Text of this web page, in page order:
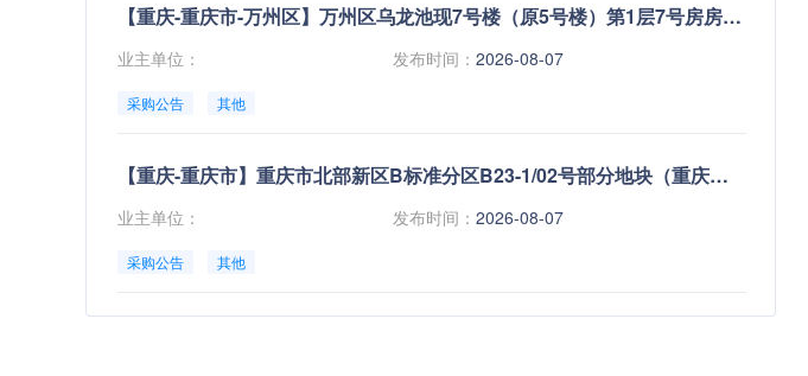
东北地区
黑龙江
华中地区
【重庆-重庆市-万州区】万州区乌龙池现7号楼（原5号楼）第1层7号房房产招租
业主单位： 发布时间： 2026-08-07
采购公告 其他
【重庆-重庆市】重庆市北部新区B标准分区B23-1/02号部分地块（重庆市园博园：江南园服务驿站）招租
业主单位： 发布时间： 2026-08-07
采购公告 其他